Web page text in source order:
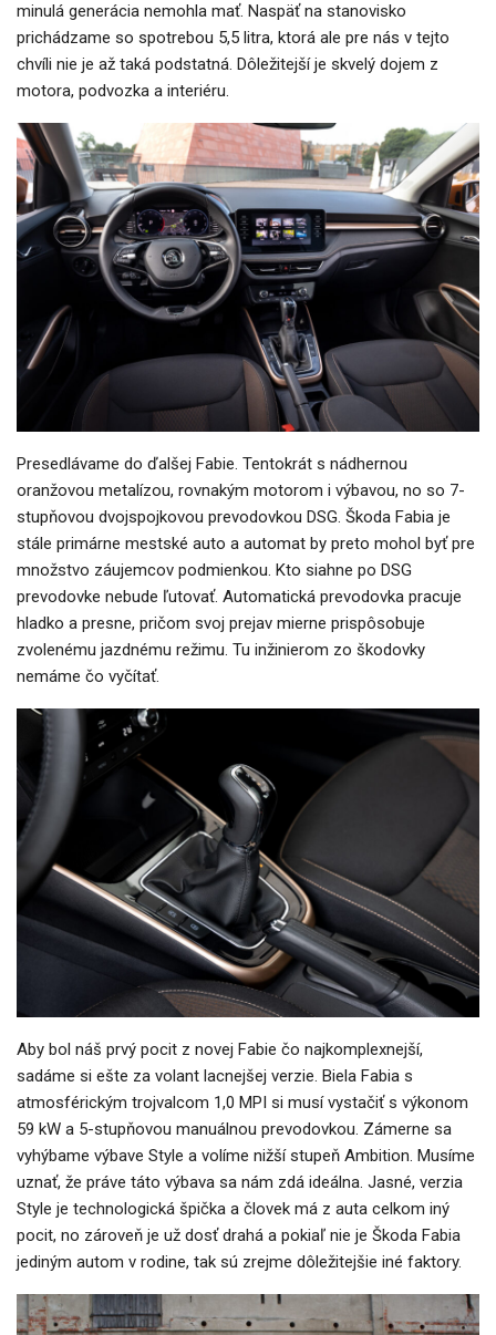
minulá generácia nemohla mať. Naspäť na stanovisko
prichádzame so spotrebou 5,5 litra, ktorá ale pre nás v tejto
chvíli nie je až taká podstatná. Dôležitejší je skvelý dojem z
motora, podvozka a interiéru.
Presedlávame do ďalšej Fabie. Tentokrát s nádhernou
oranžovou metalízou, rovnakým motorom i výbavou, no so 7-
stupňovou dvojspojkovou prevodovkou DSG. Škoda Fabia je
stále primárne mestské auto a automat by preto mohol byť pre
množstvo záujemcov podmienkou. Kto siahne po DSG
prevodovke nebude ľutovať. Automatická prevodovka pracuje
hladko a presne, pričom svoj prejav mierne prispôsobuje
zvolenému jazdnému režimu. Tu inžinierom zo škodovky
nemáme čo vyčítať.
Aby bol náš prvý pocit z novej Fabie čo najkomplexnejší,
sadáme si ešte za volant lacnejšej verzie. Biela Fabia s
atmosférickým trojvalcom 1,0 MPI si musí vystačiť s výkonom
59 kW a 5-stupňovou manuálnou prevodovkou. Zámerne sa
vyhýbame výbave Style a volíme nižší stupeň Ambition. Musíme
uznať, že práve táto výbava sa nám zdá ideálna. Jasné, verzia
Style je technologická špička a človek má z auta celkom iný
pocit, no zároveň je už dosť drahá a pokiaľ nie je Škoda Fabia
jediným autom v rodine, tak sú zrejme dôležitejšie iné faktory.